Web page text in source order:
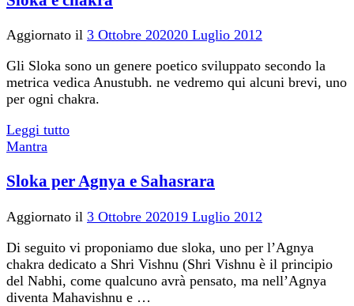
Aggiornato il 3 Ottobre 202020 Luglio 2012
Gli Sloka sono un genere poetico sviluppato secondo la
metrica vedica Anustubh. ne vedremo qui alcuni brevi, uno
per ogni chakra.
Leggi tutto
Mantra
Sloka per Agnya e Sahasrara
Aggiornato il 3 Ottobre 202019 Luglio 2012
Di seguito vi proponiamo due sloka, uno per l’Agnya
chakra dedicato a Shri Vishnu (Shri Vishnu è il principio
del Nabhi, come qualcuno avrà pensato, ma nell’Agnya
diventa Mahavishnu e …